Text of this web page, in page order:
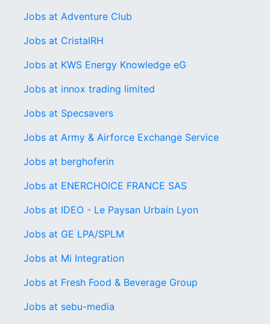
Jobs at Adventure Club
Jobs at CristalRH
Jobs at KWS Energy Knowledge eG
Jobs at innox trading limited
Jobs at Specsavers
Jobs at Army & Airforce Exchange Service
Jobs at berghoferin
Jobs at ENERCHOICE FRANCE SAS
Jobs at IDEO - Le Paysan Urbain Lyon
Jobs at GE LPA/SPLM
Jobs at Mi Integration
Jobs at Fresh Food & Beverage Group
Jobs at sebu-media